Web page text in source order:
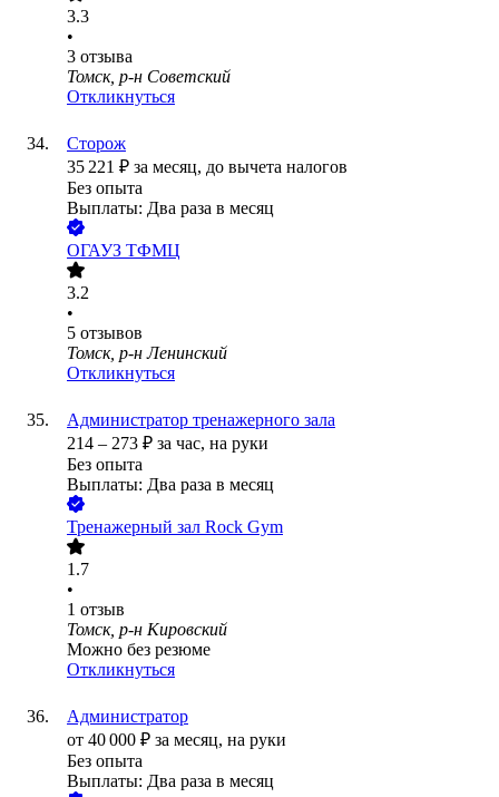
3.3
•
3 отзыва
Томск, р-н Советский
Откликнуться
Сторож
35 221 ₽ за месяц, до вычета налогов
Без опыта
Выплаты: Два раза в месяц
ОГАУЗ ТФМЦ
3.2
•
5 отзывов
Томск, р-н Ленинский
Откликнуться
Администратор тренажерного зала
214 – 273 ₽ за час, на руки
Без опыта
Выплаты: Два раза в месяц
Тренажерный зал Rock Gym
1.7
•
1 отзыв
Томск, р-н Кировский
Можно без резюме
Откликнуться
Администратор
от 40 000 ₽ за месяц, на руки
Без опыта
Выплаты: Два раза в месяц